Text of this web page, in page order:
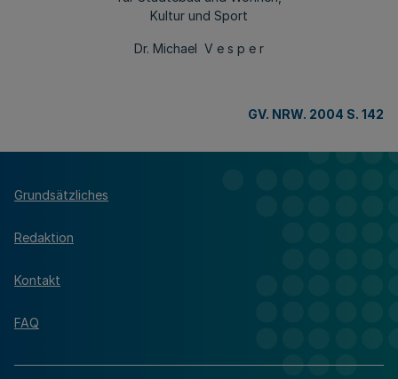
Kultur und Sport
Dr. Michael V e s p e r
GV. NRW. 2004 S. 142
Grundsätzliches
Redaktion
Kontakt
FAQ